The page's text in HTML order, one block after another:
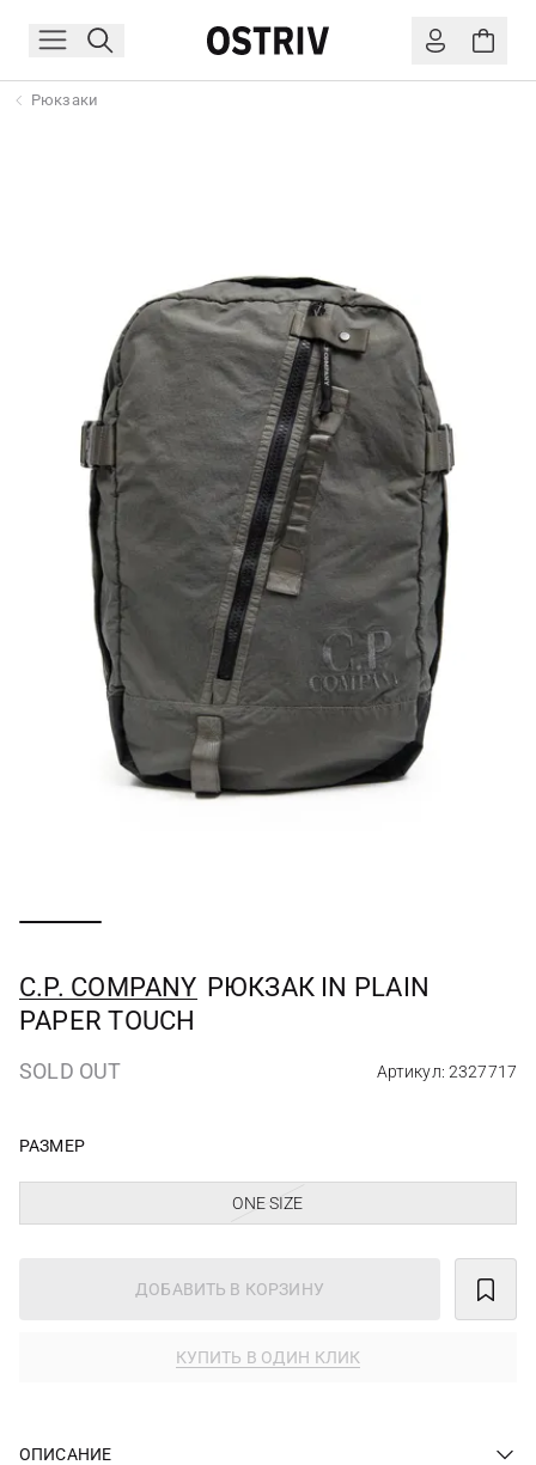
Рюкзаки
C.P. COMPANY РЮКЗАК IN PLAIN
PAPER TOUCH
SOLD OUT Артикул: 2327717
РАЗМЕР
ONE SIZE
ДОБАВИТЬ В КОРЗИНУ
КУПИТЬ В ОДИН КЛИК
ОПИСАНИЕ